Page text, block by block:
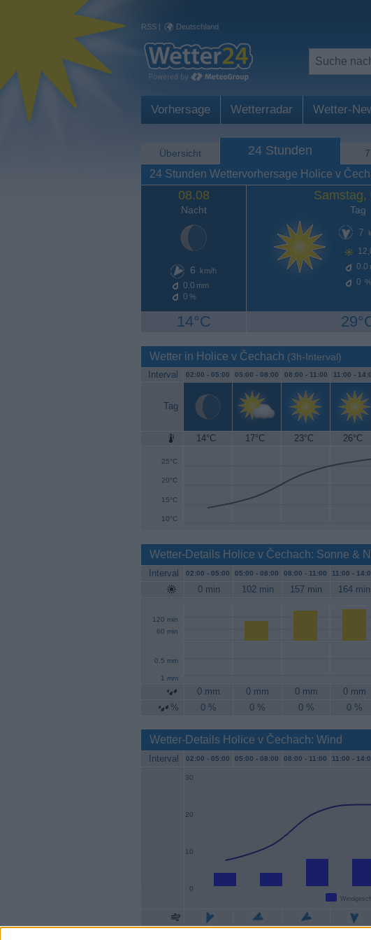
RSS | Deutschland
Vorhersage Wetterradar Wetter-
Übersicht 24 Stunden
24 Stunden Wettervorhersage Holice v
08.08
Nacht
6 km/h
0.0 mm
0 %
14°C
Samstag,
Tag
7
0.0
0 %
Wetter in Holice v Čechach (3h-Interval)
Interval 02:00 - 05:00 05:00 - 08:00 08:00 - 11:00 11:00 -
Tag
14°C 17°C 23°C 26°C
10°C
15°C
20°C
25°C
30°C
Wetter-Details Holice v Čechach: Sonne &
Interval 02:00 - 05:00 05:00 - 08:00 08:00 - 11:00 11:00 -
0 min 102 min 157 min 164 min
60 min
120 min
0.5 mm
1 mm
0 mm 0 mm 0 mm 0 mm
%
0 % 0 % 0 % 0 %
Wetter-Details Holice v Čechach: Wind
Interval 02:00 - 05:00 05:00 - 08:00 08:00 - 11:00 11:00 -
0
10
20
30